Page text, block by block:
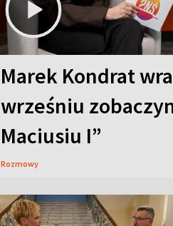
Marek Kondrat
wrześniu
Maciusiu I”
Rozmowy